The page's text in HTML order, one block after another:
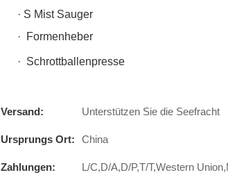
· S Mist Sauger
·
Formenheber
· Schrottballenpresse
Versand: Unterstützen Sie die Seefracht
Ursprungs Ort: China
Zahlungen: L/C,D/A,D/P,T/T,Western